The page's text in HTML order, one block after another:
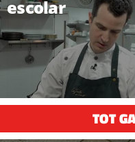
escolar
TOT